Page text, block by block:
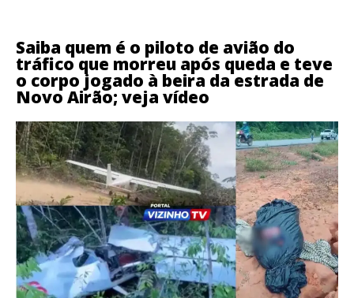
Saiba quem é o piloto de avião do
tráfico que morreu após queda e teve
o corpo jogado à beira da estrada de
Novo Airão; veja vídeo